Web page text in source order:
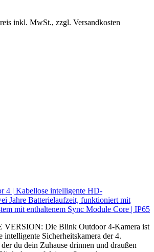
inkl. MwSt., zzgl. Versandkosten
4 | Kabellose intelligente HD-
Jahre Batterielaufzeit, funktioniert mit
mit enthaltenem Sync Module Core | IP65
VERSION: Die Blink Outdoor 4-Kamera ist
intelligente Sicherheitskamera der 4.
du dein Zuhause drinnen und draußen